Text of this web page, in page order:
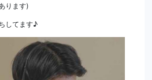
ります)
してます♪